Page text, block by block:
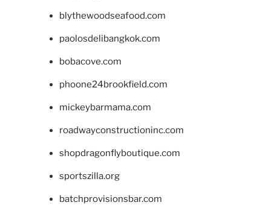
blythewoodseafood.com
paolosdelibangkok.com
bobacove.com
phoone24brookfield.com
mickeybarmama.com
roadwayconstructioninc.com
shopdragonflyboutique.com
sportszilla.org
batchprovisionsbar.com